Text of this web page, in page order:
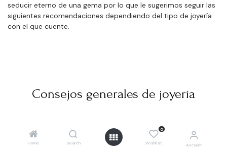
Home Search
0
Wishlist Account
seducir eterno de una gema por lo que le sugerimos seguir las
siguientes recomendaciones dependiendo del tipo de joyería
con el que cuente.
Consejos generales de joyería